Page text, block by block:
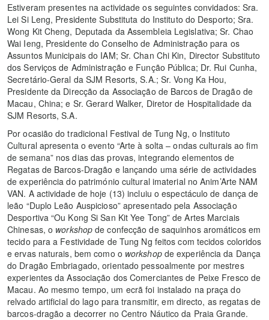
Estiveram presentes na actividade os seguintes convidados: Sra.
Lei Si Leng, Presidente Substituta do Instituto do Desporto; Sra.
Wong Kit Cheng, Deputada da Assembleia Legislativa; Sr. Chao
Wai Ieng, Presidente do Conselho de Administração para os
Assuntos Municipais do IAM; Sr. Chan Chi Kin, Director Substituto
dos Serviços de Administração e Função Pública; Dr. Rui Cunha,
Secretário-Geral da SJM Resorts, S.A.; Sr. Vong Ka Hou,
Presidente da Direcção da Associação de Barcos de Dragão de
Macau, China; e Sr. Gerard Walker, Diretor de Hospitalidade da
SJM Resorts, S.A.
Por ocasião do tradicional Festival de Tung Ng, o Instituto
Cultural apresenta o evento “Arte à solta – ondas culturais ao fim
de semana” nos dias das provas, integrando elementos de
Regatas de Barcos-Dragão e lançando uma série de actividades
de experiência do património cultural imaterial no Anim’Arte NAM
VAN. A actividade de hoje (13) incluiu o espectáculo de dança de
leão “Duplo Leão Auspicioso” apresentado pela Associação
Desportiva “Ou Kong Si San Kit Yee Tong” de Artes Marciais
Chinesas, o workshop de confecção de saquinhos aromáticos em
tecido para a Festividade de Tung Ng feitos com tecidos coloridos
e ervas naturais, bem como o workshopde experiência da Dança
do Dragão Embriagado, orientado pessoalmente por mestres
experientes da Associação dos Comerciantes de Peixe Fresco de
Macau. Ao mesmo tempo, um ecrã foi instalado na praça do
relvado artificial do lago para transmitir, em directo, as regatas de
barcos-dragão a decorrer no Centro Náutico da Praia Grande.